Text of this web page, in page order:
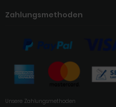
Zahlungsmethoden
Unsere Zahlungsmethoden